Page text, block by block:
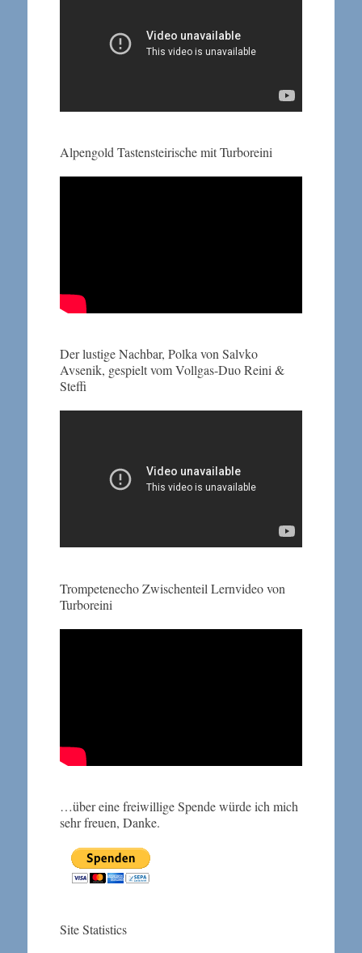
Alpengold Tastensteirische mit Turboreini
Der lustige Nachbar, Polka von Salvko
Avsenik, gespielt vom Vollgas-Duo Reini &
Steffi
Trompetenecho Zwischenteil Lernvideo von
Turboreini
…über eine freiwillige Spende würde ich mich
sehr freuen, Danke.
Site Statistics